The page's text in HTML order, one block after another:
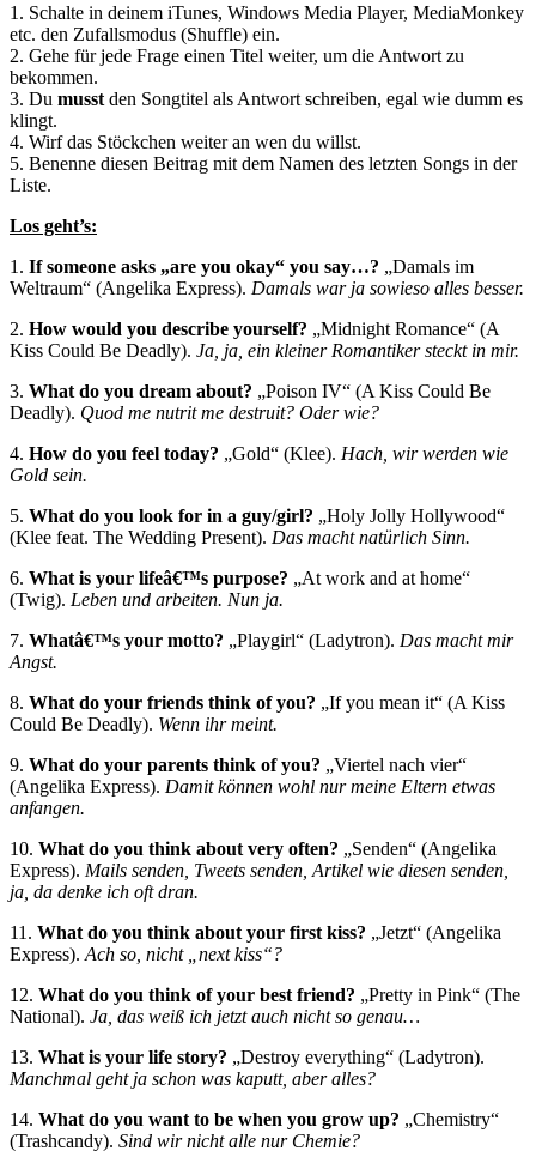
1. Schalte in deinem iTunes, Windows Media Player, MediaMonkey
etc. den Zufallsmodus (Shuffle) ein.
2. Gehe für jede Frage einen Titel weiter, um die Antwort zu
bekommen.
3. Du musst den Songtitel als Antwort schreiben, egal wie dumm es
klingt.
4. Wirf das Stöckchen weiter an wen du willst.
5. Benenne diesen Beitrag mit dem Namen des letzten Songs in der
Liste.
Los geht’s:
1. If someone asks „are you okay“ you say…? „Damals im
Weltraum“ (Angelika Express). Damals war ja sowieso alles besser.
2. How would you describe yourself? „Midnight Romance“ (A
Kiss Could Be Deadly). Ja, ja, ein kleiner Romantiker steckt in mir.
3. What do you dream about? „Poison IV“ (A Kiss Could Be
Deadly). Quod me nutrit me destruit? Oder wie?
4. How do you feel today? „Gold“ (Klee). Hach, wir werden wie
Gold sein.
5. What do you look for in a guy/girl? „Holy Jolly Hollywood“
(Klee feat. The Wedding Present). Das macht natürlich Sinn.
6. What is your lifeâ€™s purpose? „At work and at home“
(Twig). Leben und arbeiten. Nun ja.
7. Whatâ€™s your motto? „Playgirl“ (Ladytron). Das macht mir
Angst.
8. What do your friends think of you? „If you mean it“ (A Kiss
Could Be Deadly). Wenn ihr meint.
9. What do your parents think of you? „Viertel nach vier“
(Angelika Express). Damit können wohl nur meine Eltern etwas
anfangen.
10. What do you think about very often? „Senden“ (Angelika
Express). Mails senden, Tweets senden, Artikel wie diesen senden,
ja, da denke ich oft dran.
11. What do you think about your first kiss? „Jetzt“ (Angelika
Express). Ach so, nicht „next kiss“?
12. What do you think of your best friend? „Pretty in Pink“ (The
National). Ja, das weiß ich jetzt auch nicht so genau…
13. What is your life story? „Destroy everything“ (Ladytron).
Manchmal geht ja schon was kaputt, aber alles?
14. What do you want to be when you grow up? „Chemistry“
(Trashcandy). Sind wir nicht alle nur Chemie?